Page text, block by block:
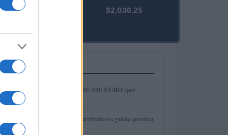
PRIME)
$2,036.25
PIÙ LETTI
1
COME INVESTIRE 500 EURO (per
2
Tirocinio extra-curriculare: guida pratica